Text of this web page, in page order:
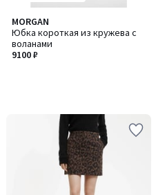
MORGAN
Юбка короткая из кружева с
воланами
9100 ₽